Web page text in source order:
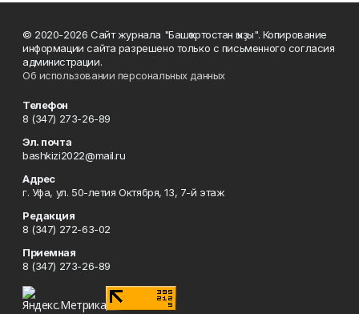
© 2020-2026 Сайт журнала "Башҡортостан ҡыҙы". Копирование
информации сайта разрешено только с письменного согласия
администрации.
Об использовании персональных данных
Телефон
8 (347) 273-26-89
Эл. почта
bashkizi2022@mail.ru
Адрес
г. Уфа, ул. 50-летия Октября, 13, 7-й этаж
Редакция
8 (347) 272-63-02
Приемная
8 (347) 273-26-89